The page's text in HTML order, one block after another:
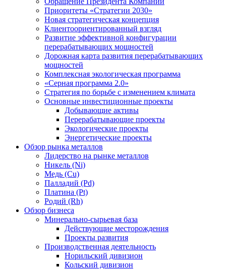
Приоритеты «Стратегии 2030»
Новая стратегическая концепция
Клиентоориентированный взгляд
Развитие эффективной конфигурации
перерабатывающих мощностей
Дорожная карта развития перерабатывающих
мощностей
Комплексная экологическая программа
«Серная программа 2.0»
Стратегия по борьбе с изменением климата
Основные инвестиционные проекты
Добывающие активы
Перерабатывающие проекты
Экологические проекты
Энергетические проекты
Обзор рынка металлов
Лидерство на рынке металлов
Никель (Ni)
Медь (Cu)
Палладий (Pd)
Платина (Pt)
Родий (Rh)
Обзор бизнеса
Минерально-сырьевая база
Действующие месторождения
Проекты развития
Производственная деятельность
Норильский дивизион
Кольский дивизион